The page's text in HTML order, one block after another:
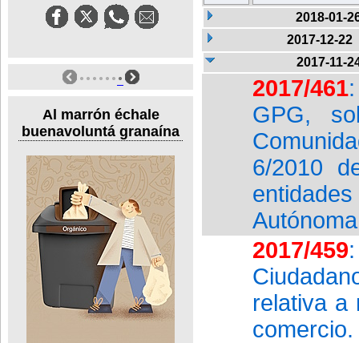
Al marrón échale
buenavoluntá granaína
2018-01-
2017-12-22
2017-11-
2017/461
GPG,
6/2010
2017/459
relativa a
comercio.